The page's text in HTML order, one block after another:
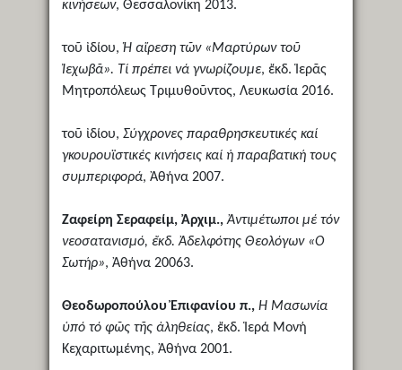
κινήσεων, Θεσσαλονίκη 2013.
τοῦ ἰδίου, Ἡ αἵρεση τῶν «Μαρτύρων τοῦ
Ἰεχωβᾶ». Τί πρέπει νά γνωρίζουμε, ἔκδ. Ἱερᾶς
Μητροπόλεως Τριμυθοῦντος, Λευκωσία 2016.
τοῦ ἰδίου, Σύγχρονες παραθρησκευτικές καί
γκουρουϊστικές κινήσεις καί ἡ παραβατική τους
συμπεριφορά, Ἀθήνα 2007.
Ζαφείρη Σεραφείμ, Ἀρχιμ., Ἀντιμέτωποι μέ τόν
νεοσατανισμό, ἔκδ. Ἀδελφότης Θεολόγων «Ὁ
Σωτήρ», Ἀθήνα 20063.
Θεοδωροπούλου Ἐπιφανίου π., Ἡ Μασωνία
ὑπό τό φῶς τῆς ἀληθείας, ἔκδ. Ἱερά Μονή
Κεχαριτωμένης, Ἀθήνα 2001.